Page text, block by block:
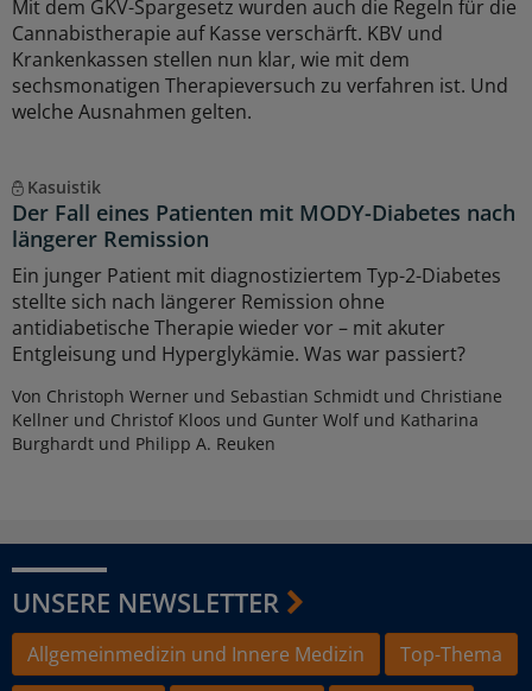
Mit dem GKV-Spargesetz wurden auch die Regeln für die
Cannabistherapie auf Kasse verschärft. KBV und
Krankenkassen stellen nun klar, wie mit dem
sechsmonatigen Therapieversuch zu verfahren ist. Und
welche Ausnahmen gelten.
Kasuistik
Der Fall eines Patienten mit MODY-Diabetes nach
längerer Remission
Ein junger Patient mit diagnostiziertem Typ-2-Diabetes
stellte sich nach längerer Remission ohne
antidiabetische Therapie wieder vor – mit akuter
Entgleisung und Hyperglykämie. Was war passiert?
Von Christoph Werner und Sebastian Schmidt und Christiane
Kellner und Christof Kloos und Gunter Wolf und Katharina
Burghardt und Philipp A. Reuken
UNSERE NEWSLETTER
Allgemeinmedizin und Innere Medizin
Top-Thema